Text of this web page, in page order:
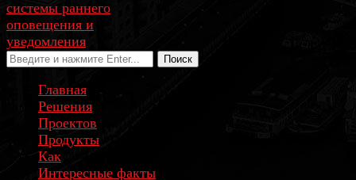
Поиск
Главная
Решения
Проектов
Продукты
Как
Интересные факты